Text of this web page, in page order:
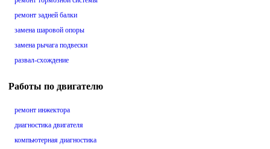
ремонт задней балки
замена шаровой опоры
замена рычага подвески
развал-схождение
Работы по двигателю
ремонт инжектора
диагностика двигателя
компьютерная диагностика